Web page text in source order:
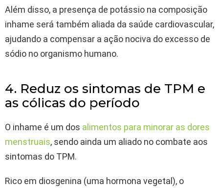
Além disso, a presença de potássio na composição
inhame será também aliada da saúde cardiovascular,
ajudando a compensar a ação nociva do excesso de
sódio no organismo humano.
4. Reduz os sintomas de TPM e
as cólicas do período
O inhame é um dos alimentos para minorar as dores
menstruais, sendo ainda um aliado no combate aos
sintomas do TPM.
Rico em diosgenina (uma hormona vegetal), o